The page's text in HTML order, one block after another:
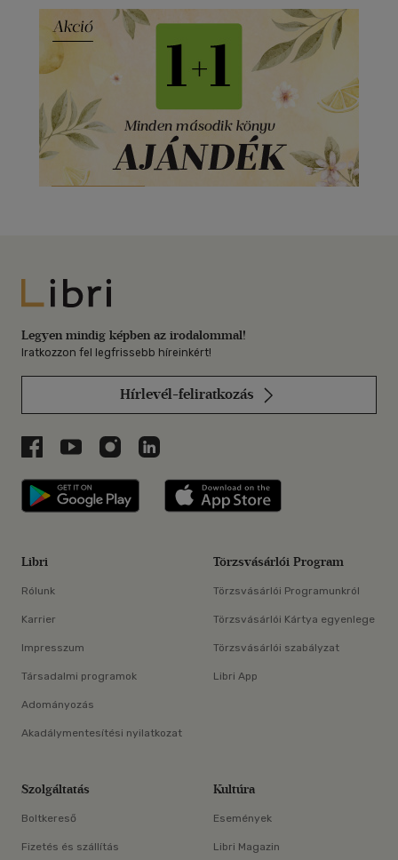
Libri
Legyen mindig képben az irodalommal!
Iratkozzon fel legfrissebb híreinkért!
Hírlevél-feliratkozás
Libri a Facebookon
Libri a Youtube-on
Libri az Instagramon
Libri a LinkedInen
Libri applikáció Szerezd meg: Google
Libri
Rólunk
Karrier
Impresszum
Társadalmi programok
Adományozás
Akadálymentesítési nyilatkozat
Törzsvásárlói Program
Törzsvásárlói Programunkról
Törzsvásárlói Kártya egyenlege
Törzsvásárlói szabályzat
Libri App
Szolgáltatás
Boltkereső
Fizetés és szállítás
Kultúra
Események
Libri Magazin